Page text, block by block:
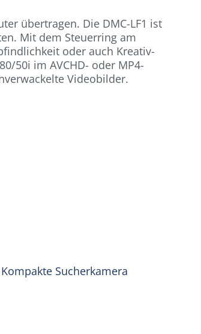
übertragen. Die DMC-LF1 ist
Mit dem Steuerring am
oder auch Kreativ-
50i im AVCHD- oder MP4-
Videobilder.
Sucherkamera